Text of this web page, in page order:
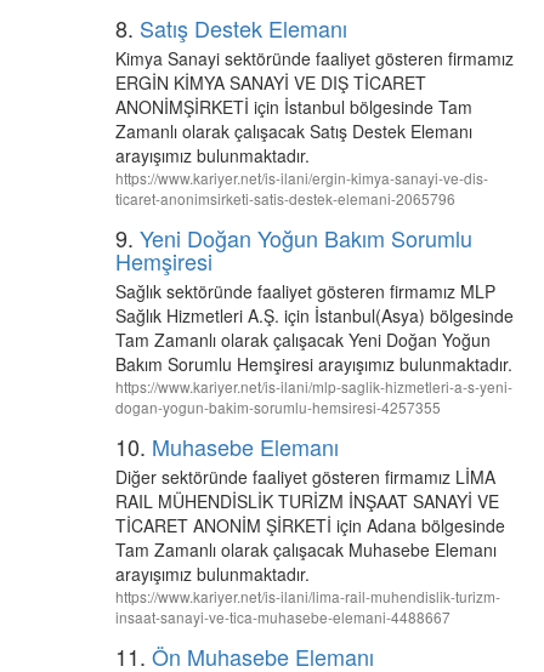
8. Satış Destek Elemanı
Kimya Sanayi sektöründe faaliyet gösteren firmamız
ERGİN KİMYA SANAYİ VE DIŞ TİCARET
ANONİMŞİRKETİ için İstanbul bölgesinde Tam
Zamanlı olarak çalışacak Satış Destek Elemanı
arayışımız bulunmaktadır.
https://www.kariyer.net/is-ilani/ergin-kimya-sanayi-ve-dis-
ticaret-anonimsirketi-satis-destek-elemani-2065796
9. Yeni Doğan Yoğun Bakım Sorumlu
Hemşiresi
Sağlık sektöründe faaliyet gösteren firmamız MLP
Sağlık Hizmetleri A.Ş. için İstanbul(Asya) bölgesinde
Tam Zamanlı olarak çalışacak Yeni Doğan Yoğun
Bakım Sorumlu Hemşiresi arayışımız bulunmaktadır.
https://www.kariyer.net/is-ilani/mlp-saglik-hizmetleri-a-s-yeni-
dogan-yogun-bakim-sorumlu-hemsiresi-4257355
10. Muhasebe Elemanı
Diğer sektöründe faaliyet gösteren firmamız LİMA
RAIL MÜHENDİSLİK TURİZM İNŞAAT SANAYİ VE
TİCARET ANONİM ŞİRKETİ için Adana bölgesinde
Tam Zamanlı olarak çalışacak Muhasebe Elemanı
arayışımız bulunmaktadır.
https://www.kariyer.net/is-ilani/lima-rail-muhendislik-turizm-
insaat-sanayi-ve-tica-muhasebe-elemani-4488667
11. Ön Muhasebe Elemanı